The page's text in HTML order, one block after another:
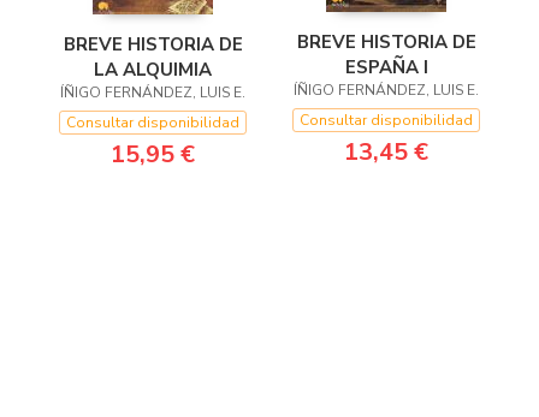
BREVE HISTORIA DE
LA ALQUIMIA
ÍÑIGO FERNÁNDEZ, LUIS E.
Consultar disponibilidad
15,95 €
BREVE HISTORIA DE
ESPAÑA I
ÍÑIGO FERNÁNDEZ, LUIS E.
Consultar disponibilidad
13,45 €